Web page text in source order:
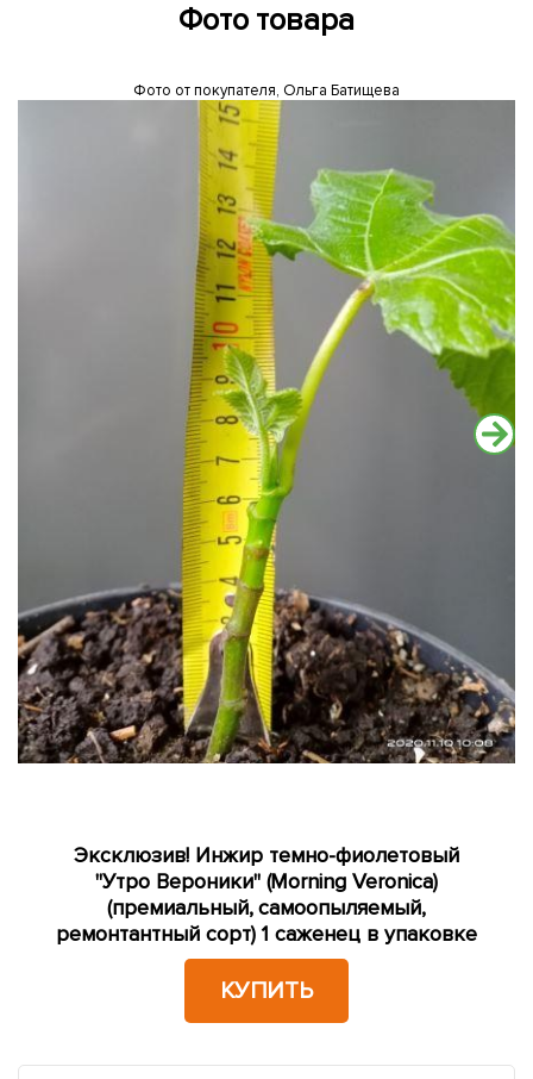
Фото товара
Фото от покупателя, Ольга Батищева
Эксклюзив! Инжир темно-фиолетовый
"Утро Вероники" (Morning Veronica)
(премиальный, самоопыляемый,
ремонтантный сорт) 1 саженец в упаковке
КУПИТЬ